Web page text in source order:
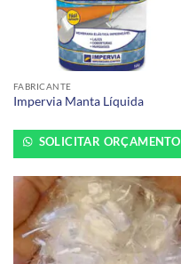
FABRICANTE
Impervia Manta Líquida
SOLICITAR ORÇAMENTO